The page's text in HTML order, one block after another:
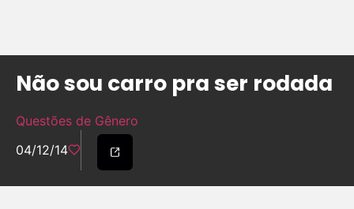
Não sou carro pra ser rodada
Questões de Gênero
04/12/14